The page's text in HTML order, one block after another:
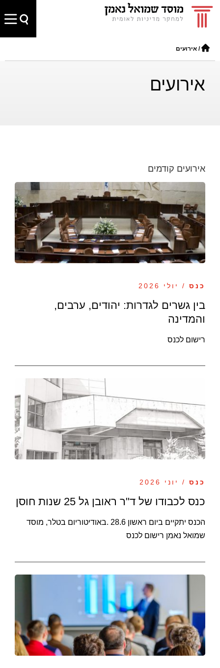
/ אירועים
אירועים
אירועים קודמים
כנס / יולי 2026
בין גשרים לגדרות: יהודים, ערבים,
והמדינה
רישום לכנס
כנס / יוני 2026
כנס לכבודו של ד"ר ראובן גל 25 שנות חוסן
הכנס יתקיים ביום ראשון 28.6 .באודיטוריום בטלר, מוסד
שמואל נאמן רישום לכנס